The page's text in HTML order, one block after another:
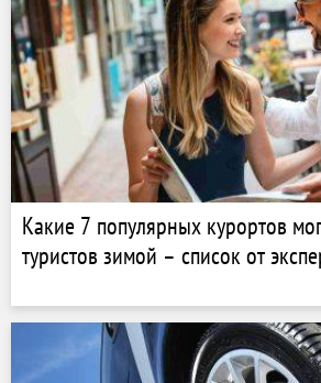
Какие 7 популярных курортов
туристов зимой – список от